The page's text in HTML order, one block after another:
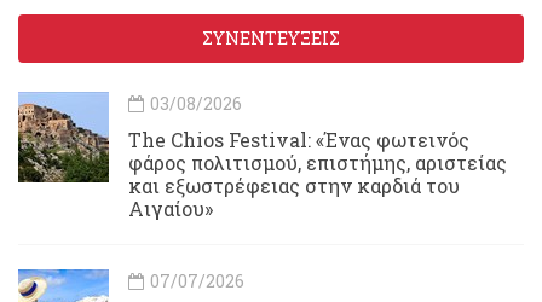
ΣΥΝΕΝΤΕΥΞΕΙΣ
03/08/2026
Τhe Chios Festival: «Ένας φωτεινός
φάρος πολιτισμού, επιστήμης, αριστείας
και εξωστρέφειας στην καρδιά του
Αιγαίου»
07/07/2026